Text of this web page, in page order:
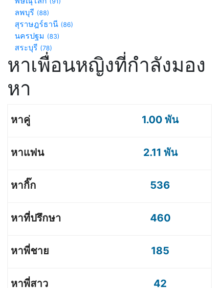
ลพบุรี (88)
สุราษฎร์ธานี (86)
นครปฐม (83)
สระบุรี (78)
หาเพื่อนหญิงที่กำลังมอง
หา
1.00 พัน
2.11 พัน
536
460
185
42